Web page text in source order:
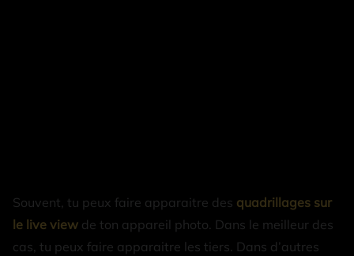
Souvent, tu peux faire apparaitre des quadrillages sur
le live view de ton appareil photo. Dans le meilleur des
cas, tu peux faire apparaitre les tiers. Dans d’autres